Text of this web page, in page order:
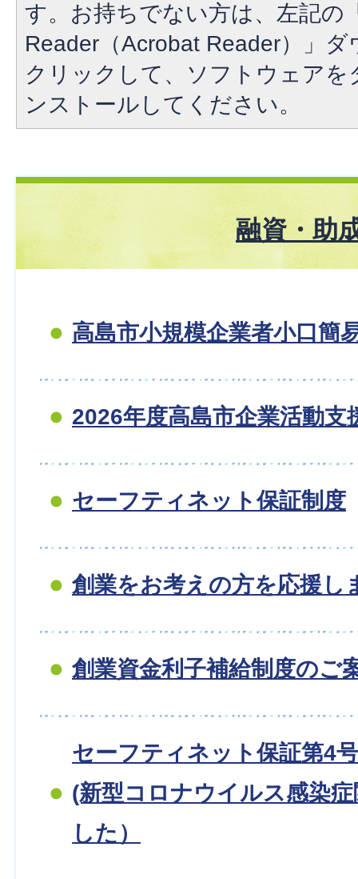
す。お持ちでない方は、左記の
Reader（Acrobat Reader）」
クリックして、ソフトウェア
ンストールしてください。
融資・助
高島市小規模企業者小口簡
2026年度高島市企業活動支
セーフティネット保証制度
創業をお考えの方を応援し
創業資金利子補給制度のご
セーフティネット保証第4
(新型コロナウイルス感染
した）